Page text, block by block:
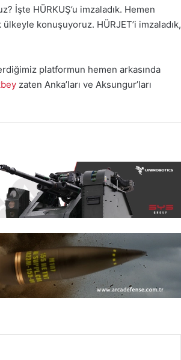
İşte HÜRKUŞ’u imzaladık. Hemen
konuşuyoruz. HÜRJET’i imzaladık,
platformun hemen arkasında
zaten Anka’ları ve Aksungur’ları